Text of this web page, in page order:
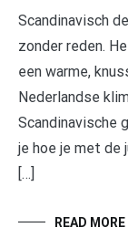
Scandinavisch
zonder reden.
een warme,
Nederlandse
Scandinavische
je hoe je met de
[…]
READ MORE